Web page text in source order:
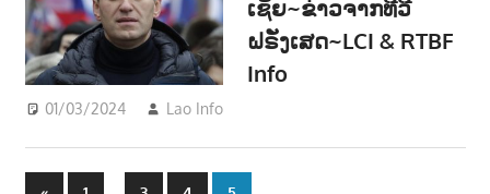
ເຊັຍ~ຂ່າວຈາກທີວີ
ຝຣັ່ງເສດ~LCI & RTBF
Info
01/03/2024 Lao Info